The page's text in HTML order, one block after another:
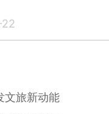
旅新动能